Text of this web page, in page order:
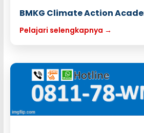
BMKG Climate Action
Pelajari selengkapnya →